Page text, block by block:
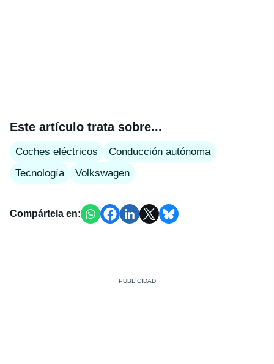
Este artículo trata sobre...
Coches eléctricos
Conducción autónoma
Tecnología
Volkswagen
Compártela en: